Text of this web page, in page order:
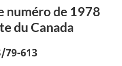
1978
de
numéro de 1978
du Canada
/79-613